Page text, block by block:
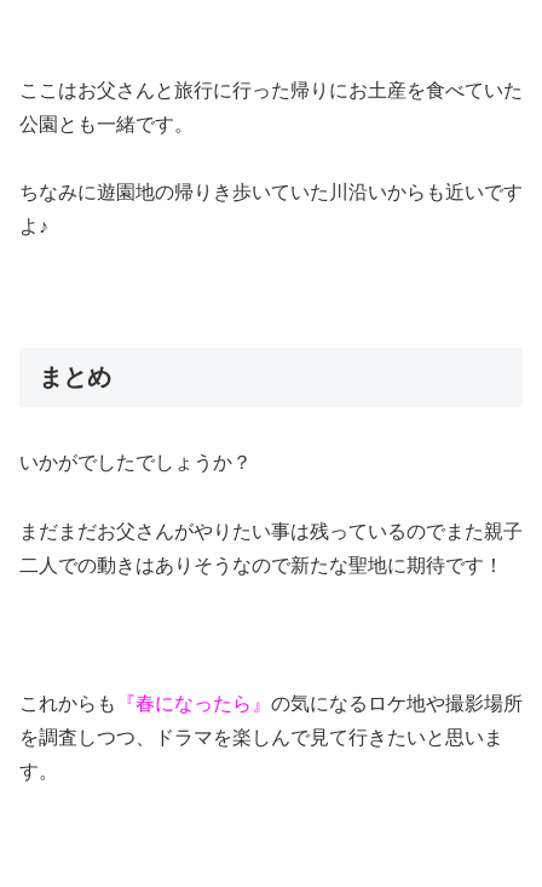
ここはお父さんと旅行に行った帰りにお土産を食べていた
公園とも一緒です。
ちなみに遊園地の帰りき歩いていた川沿いからも近いです
よ♪
まとめ
いかがでしたでしょうか？
まだまだお父さんがやりたい事は残っているのでまた親子
二人での動きはありそうなので新たな聖地に期待です！
これからも 『春になったら』 の気になるロケ地や撮影場所
を調査しつつ、ドラマを楽しんで見て行きたいと思いま
す。